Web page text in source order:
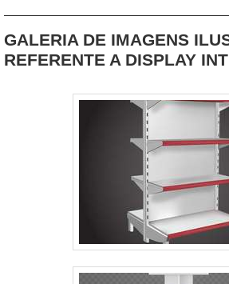
GALERIA DE IMAGENS
REFERENTE A DISPLAY